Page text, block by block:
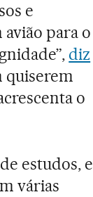
e
para o
diz
quiserem
o
estudos, e
várias